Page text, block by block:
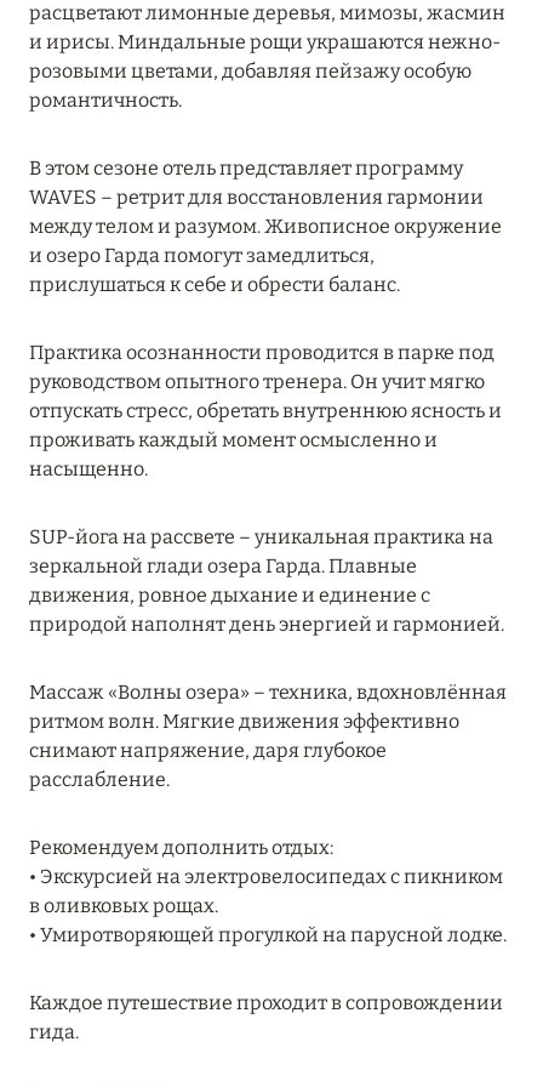
MARCH GRAND ESCAPE: ПРЕДЛОЖЕНИЕ ОТ Á
LA CARTE PREMIUM ПО ОТЕЛЮ WALDORF
ASTORIA MALDIVES ITHAAFUSHI, МАЛЬДИВЫ
MANDARIN ORIENTAL JUMEIRA — SUITE
NOVEMBER
13 мая 2025
ЗАБРОНИРУЙТЕ FOUR SEASONS RESORT
Подробнее
ATLANTIS THE PALM: НОВЫЙ ПАКЕТ
НАПИТКОВ ДЛЯ HB И FB
Подробнее
13 февраля 2025
MANDARIN ORIENTAL JUMEIRA, DUBAI:
СКИДКИ ДО 30 % ОТ СУММЫ КОНТРАКТА НА
РАЗМЕЩЕНИЕ ВЕСНОЙ
Подробнее
расцветают лимонные деревья, мимозы, жасмин
и ирисы. Миндальные рощи украшаются нежно-
розовыми цветами, добавляя пейзажу особую
романтичность.
В этом сезоне отель представляет программу
WAVES – ретрит для восстановления гармонии
между телом и разумом. Живописное окружение
и озеро Гарда помогут замедлиться,
прислушаться к себе и обрести баланс.
Практика осознанности проводится в парке под
руководством опытного тренера. Он учит мягко
отпускать стресс, обретать внутреннюю ясность и
проживать каждый момент осмысленно и
насыщенно.
SUP-йога на рассвете – уникальная практика на
зеркальной глади озера Гарда. Плавные
движения, ровное дыхание и единение с
природой наполнят день энергией и гармонией.
Массаж «Волны озера» – техника, вдохновлённая
ритмом волн. Мягкие движения эффективно
снимают напряжение, даря глубокое
расслабление.
Рекомендуем дополнить отдых:
• Экскурсией на электровелосипедах с пикником
в оливковых рощах.
• Умиротворяющей прогулкой на парусной лодке.
Каждое путешествие проходит в сопровождении
гида.